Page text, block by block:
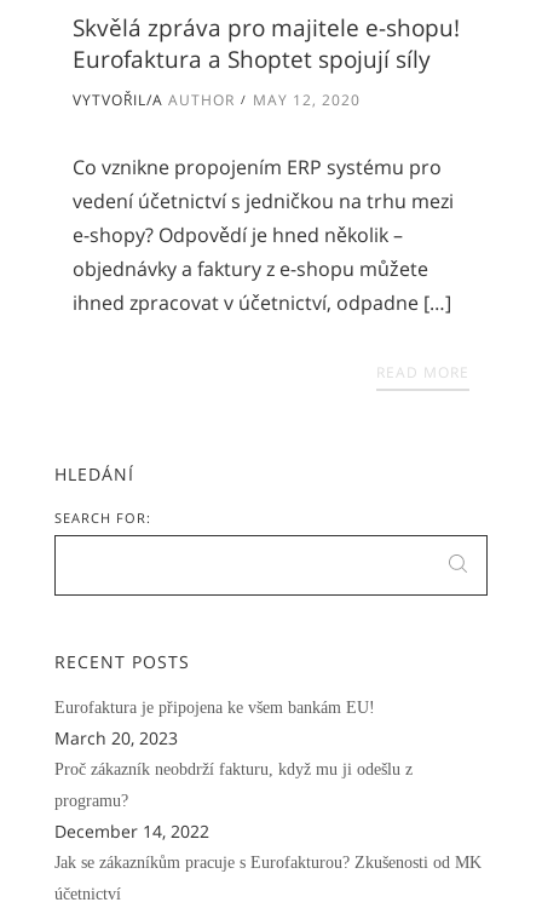
Skvělá zpráva pro majitele e-shopu!
Eurofaktura a Shoptet spojují síly
VYTVOŘIL/A AUTHOR MAY 12, 2020
Co vznikne propojením ERP systému pro
vedení účetnictví s jedničkou na trhu mezi
e-shopy? Odpovědí je hned několik –
objednávky a faktury z e-shopu můžete
ihned zpracovat v účetnictví, odpadne […]
READ MORE
HLEDÁNÍ
SEARCH FOR:
RECENT POSTS
Eurofaktura je připojena ke všem bankám EU!
March 20, 2023
Proč zákazník neobdrží fakturu, když mu ji odešlu z
programu?
December 14, 2022
Jak se zákazníkům pracuje s Eurofakturou? Zkušenosti od MK
účetnictví